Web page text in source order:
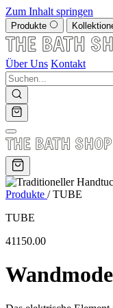
Zum Inhalt springen
Produkte
Über Uns Kontakt
Produkte / TUBE
TUBE
41150.00